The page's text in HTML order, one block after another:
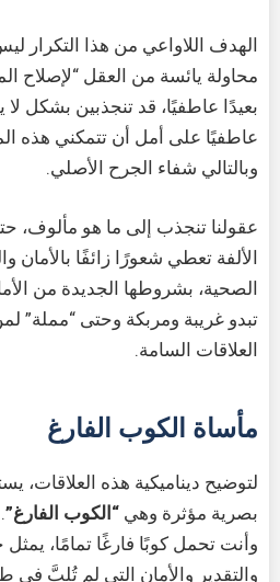
الهدف اللاواعي من هذا التكرار
محاولة يائسة من العقل “لإصلاح
بعيدًا عاطفيًا، قد تنجذبين بشكل
عاطفيًا على أمل أن تتمكني هذه
وبالتالي شفاء الجرح الأصلي.
عقولنا تنجذب إلى ما هو مألوف،
الألفة تعطي شعورًا زائفًا بالأمان
الصحية، بشروطها الجديدة من
تبدو غريبة ومربكة وحتى “مملة”
العلاقات السامة.
مأساة الكوب الفارغ
لتوضيح ديناميكية هذه العلاقات،
بصرية مؤثرة وهي “الكوب الفارغ”
وأنت تحمل كوبًا فارغًا تمامًا،
والتقدير والأمان التي لم تُلبَّ